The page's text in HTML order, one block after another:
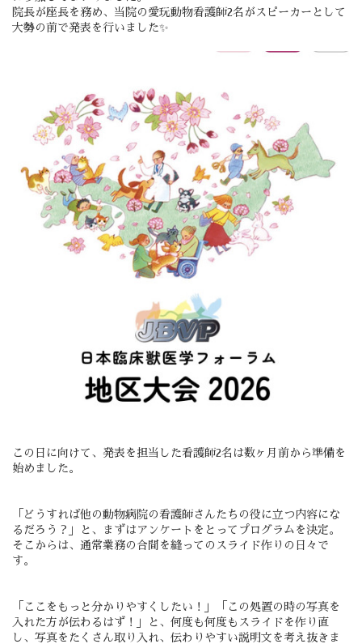
院長が座長を務め、当院の愛玩動物看護師2名がスピーカーとして
大勢の前で発表 を行いました✨
この日に向けて、発表を担当した看護師2名は数ヶ月前から準備を
始めました。
「どうすれば他の動物病院の看護師さんたちの役に立つ内容にな
るだろう？」と、まずはアンケートをとってプログラムを決定。
そこからは、通常業務の合間を縫っての スライド作りの日々 で
す。
「ここをもっと分かりやすくしたい！」「この処置の時の写真を
入れた方が伝わるはず！」と、 何度も何度もスライドを作り直
し、写真をたくさん取り入れ、伝わりやすい説明文を考え抜きま